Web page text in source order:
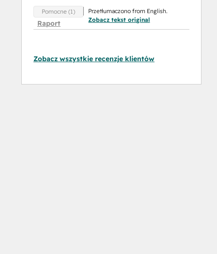
Pomocne (1)
Raport
Przetłumaczono from English.
Zobacz tekst original
Zobacz wszystkie recenzje klientów